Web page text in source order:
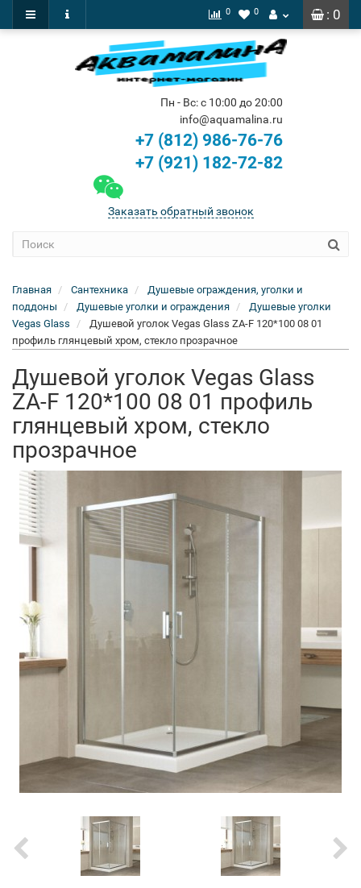
: 0
0 0
Пн - Вс: с 10:00 до 20:00
info@aquamalina.ru
+7 (812) 986-76-76
+7 (921) 182-72-82
Заказать обратный звонок
Главная Сантехника
Душевые ограждения, уголки и
поддоны
Душевые уголки и ограждения
Душевые уголки
Vegas Glass
Душевой уголок Vegas Glass ZA-F 120*100 08 01
профиль глянцевый хром, стекло прозрачное
Душевой уголок Vegas Glass
ZA-F 120*100 08 01 профиль
глянцевый хром, стекло
прозрачное